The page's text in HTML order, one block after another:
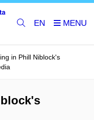
EN
in Phill Niblock's